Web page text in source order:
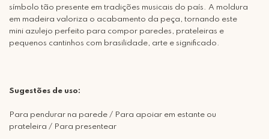
símbolo tão presente em tradições musicais do país. A moldura
em madeira valoriza o acabamento da peça, tornando este
mini azulejo perfeito para compor paredes, prateleiras e
pequenos cantinhos com brasilidade, arte e significado.
Sugestões de uso:
Para pendurar na parede / Para apoiar em estante ou
prateleira / Para presentear